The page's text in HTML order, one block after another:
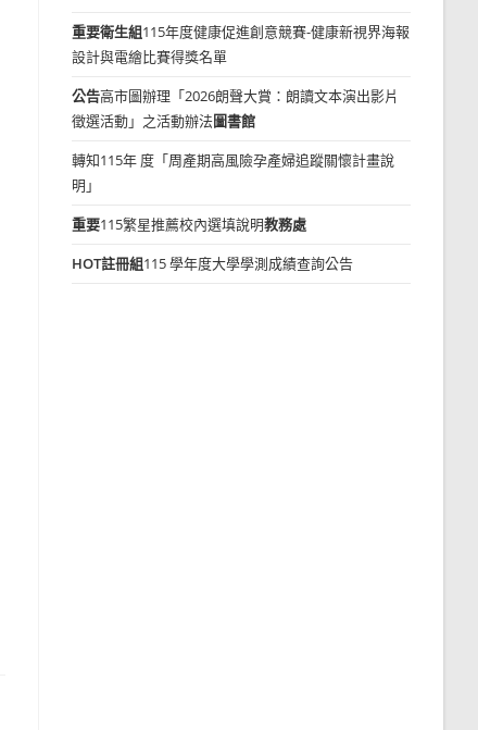
重要衛生組115年度健康促進創意競賽-健康新視界海報
設計與電繪比賽得獎名單
公告高市圖辦理「2026朗聲大賞：朗讀文本演出影片
徵選活動」之活動辦法圖書館
轉知115年 度「周產期高風險孕產婦追蹤關懷計畫說
明」
重要115繁星推薦校內選填說明教務處
HOT註冊組115 學年度大學學測成績查詢公告